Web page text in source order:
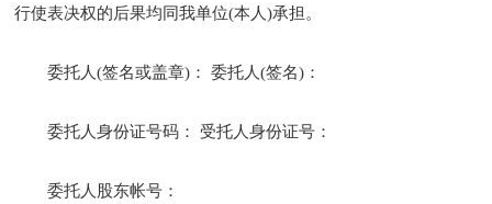
行使表决权的后果均同我单位(本人)承担。
委托人(签名或盖章)： 委托人(签名)：
委托人身份证号码： 受托人身份证号：
委托人股东帐号：